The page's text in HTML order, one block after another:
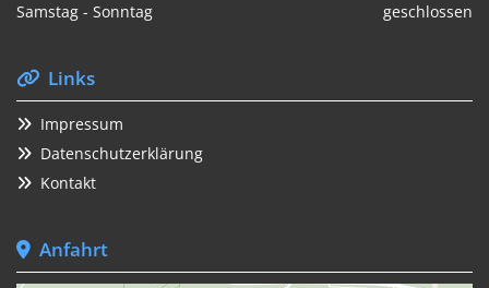
Samstag - Sonntag
geschlossen
 Links
 Impressum
 Datenschutzerklärung
 Kontakt
 Anfahrt